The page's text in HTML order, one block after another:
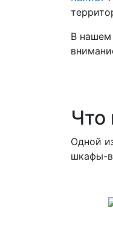
В нашем
Что
Одной
шкафы-